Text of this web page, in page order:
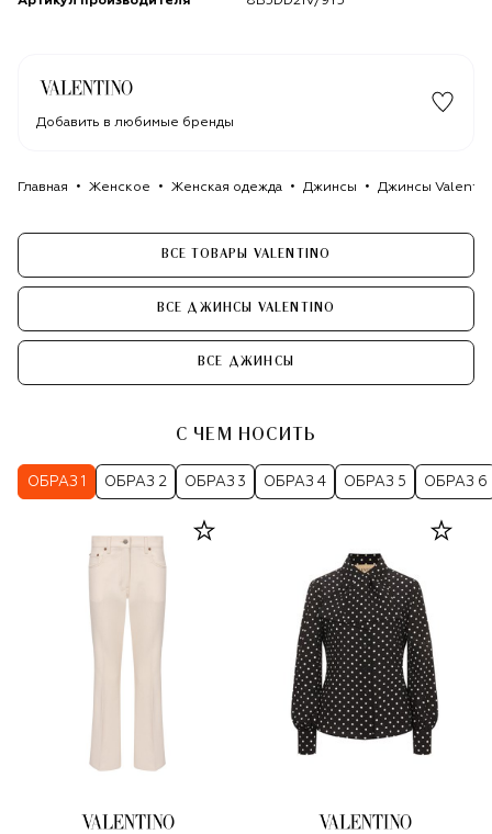
Добавить в любимые бренды
Главная Женское Женская одежда Джинсы Джинсы
ВСЕ ТОВАРЫ VALENTINO
ВСЕ ДЖИНСЫ VALENTINO
ВСЕ ДЖИНСЫ
С ЧЕМ НОСИТЬ
ОБРАЗ 1 ОБРАЗ 2 ОБРАЗ 3 ОБРАЗ 4 ОБРАЗ 5 ОБРАЗ 6